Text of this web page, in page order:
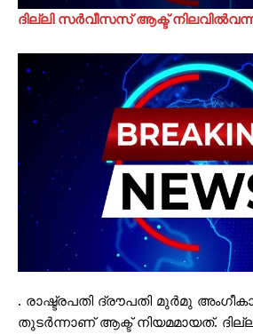
ദില്ലി സർവീസസ് ആക്ട്
. രാഷ്ട്രപതി ദ്രൗപതി മുർമു
തുടർന്നാണ് ആക്ട് നിയമമായത്.